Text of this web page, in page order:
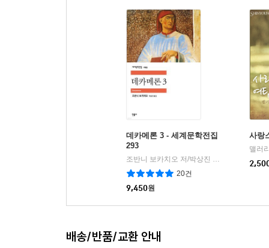
데카메론 3 - 세계문학전집
293
조반니 보카치오 저/박상진 역
20건
9,450원
사랑
맬러
배송/반품/교환 안내